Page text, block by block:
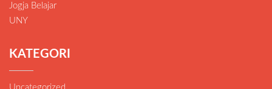
Jogja Belajar
UNY
KATEGORI